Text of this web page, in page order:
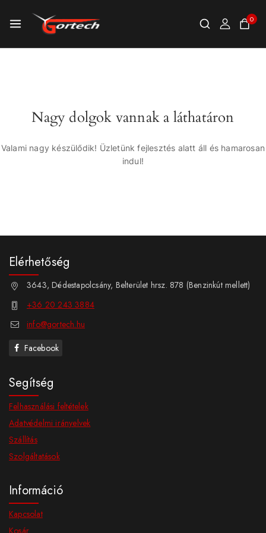
0
Nagy dolgok vannak a láthatáron
Valami nagy készülődik! Üzletünk fejlesztés alatt áll és hamarosan
indul!
Elérhetőség
3643, Dédestapolcsány, Belterület hrsz. 878 (Benzinkút mellett)
+36 20 243 3884
info@gortech.hu
Facebook
Segítség
Felhasználási feltételek
Adatvédelmi irányelvek
Szállítás
Szolgáltatások
Információ
Kapcsolat